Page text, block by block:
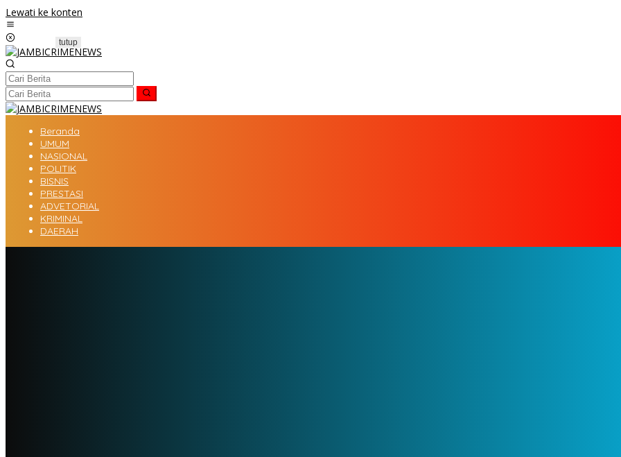
Lewati ke konten
Beranda
UMUM
NASIONAL
POLITIK
BISNIS
PRESTASI
ADVETORIAL
KRIMINAL
DAERAH
tutup